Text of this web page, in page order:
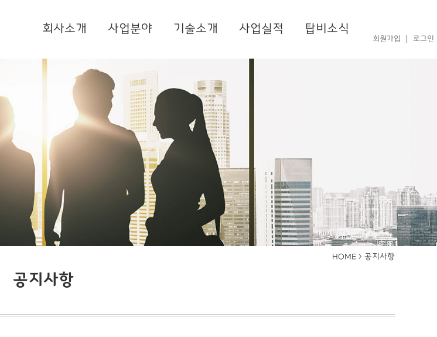
회사소개 사업분야 기술소개 사업실적 탑비소식
회원가입 로그인
공지사항
HOME > 공지사항